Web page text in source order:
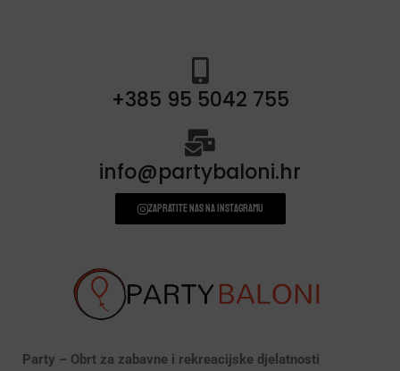
+385 95 5042 755
info@partybaloni.hr
Zapratite nas na instagramu
Party – Obrt za zabavne i rekreacijske djelatnosti